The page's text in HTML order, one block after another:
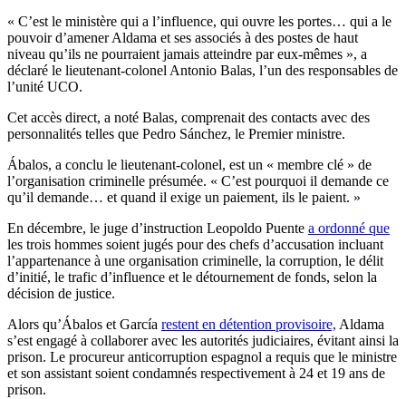
« C’est le ministère qui a l’influence, qui ouvre les portes… qui a le
pouvoir d’amener Aldama et ses associés à des postes de haut
niveau qu’ils ne pourraient jamais atteindre par eux-mêmes », a
déclaré le lieutenant-colonel Antonio Balas, l’un des responsables de
l’unité UCO.
Cet accès direct, a noté Balas, comprenait des contacts avec des
personnalités telles que Pedro Sánchez, le Premier ministre.
Ábalos, a conclu le lieutenant-colonel, est un « membre clé » de
l’organisation criminelle présumée. « C’est pourquoi il demande ce
qu’il demande… et quand il exige un paiement, ils le paient. »
En décembre, le juge d’instruction Leopoldo Puente a ordonné que
les trois hommes soient jugés pour des chefs d’accusation incluant
l’appartenance à une organisation criminelle, la corruption, le délit
d’initié, le trafic d’influence et le détournement de fonds, selon la
décision de justice.
Alors qu’Ábalos et García restent en détention provisoire, Aldama
s’est engagé à collaborer avec les autorités judiciaires, évitant ainsi la
prison. Le procureur anticorruption espagnol a requis que le ministre
et son assistant soient condamnés respectivement à 24 et 19 ans de
prison.